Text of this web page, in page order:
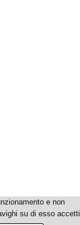
e non
su di esso accetti